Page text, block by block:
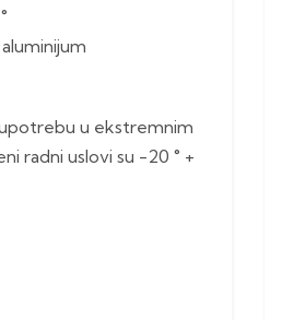
u ekstremnim
radni uslovi su -20 ° +